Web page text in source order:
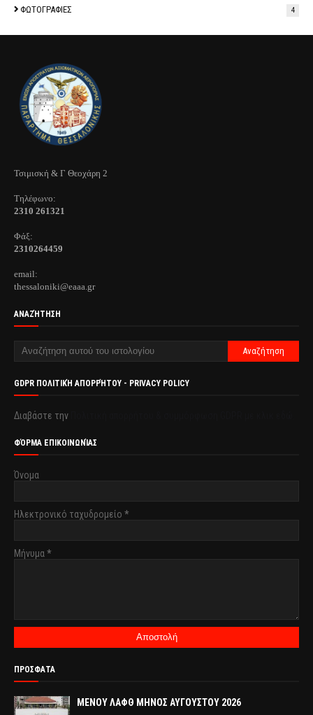
ΦΩΤΟΓΡΑΦΙΕΣ 4
Τσιμισκή & Γ Θεοχάρη 2
Τηλέφωνo:
2310 261321
Φάξ:
2310264459
email:
thessaloniki@eaaa.gr
ΑΝΑΖΉΤΗΣΗ
GDPR ΠΟΛΙΤΙΚΉ ΑΠΟΡΡΉΤΟΥ - PRIVACY POLICY
Διαβάστε την
ΦΌΡΜΑ ΕΠΙΚΟΙΝΩΝΊΑΣ
Όνομα
Ηλεκτρονικό ταχυδρομείο *
Μήνυμα *
ΠΡΟΣΦΑΤΑ
ΜΕΝΟΥ ΛΑΦΘ ΜΗΝΟΣ ΑΥΓΟΥΣΤΟΥ 2026